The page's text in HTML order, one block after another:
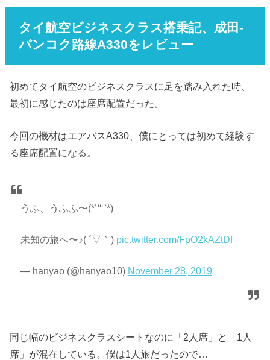
タイ航空ビジネスクラス搭乗記、成田-
バンコク路線A330をレビュー
初めてタイ航空のビジネスクラスに足を踏み入れた時、
最初に感じたのは座席配置だった。
今回の機材はエアバスA330、僕にとっては初めて経験す
る座席配置になる。
うふ、うふふ〜(*´꒳`*)
未知の旅へ〜♪( ´▽｀) pic.twitter.com/FpO2kAZtDf
— hanyao (@hanyao10) November 28, 2019
同じ幅のビジネスクラスシートなのに「2人席」と「1人
席」が混在している。僕は1人旅だったので…